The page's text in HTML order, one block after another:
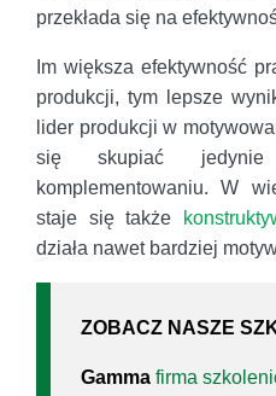
przekłada się na
Im większa efektywność
produkcji, tym lepsze
lider produkcji w
się skupiać
komplementowaniu. W
staje się także
działa nawet bardziej
ZOBACZ NASZE
Gamma firma